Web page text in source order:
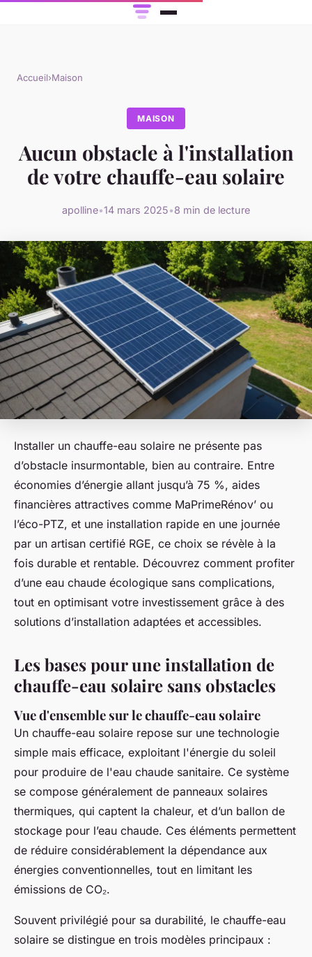
Accueil›Maison
MAISON
Aucun obstacle à l'installation
de votre chauffe-eau solaire
apolline•14 mars 2025•8 min de lecture
Installer un chauffe-eau solaire ne présente pas
d’obstacle insurmontable, bien au contraire. Entre
économies d’énergie allant jusqu’à 75 %, aides
financières attractives comme MaPrimeRénov’ ou
l’éco-PTZ, et une installation rapide en une journée
par un artisan certifié RGE, ce choix se révèle à la
fois durable et rentable. Découvrez comment profiter
d’une eau chaude écologique sans complications,
tout en optimisant votre investissement grâce à des
solutions d’installation adaptées et accessibles.
Les bases pour une installation de
chauffe-eau solaire sans obstacles
Vue d'ensemble sur le chauffe-eau solaire
Un chauffe-eau solaire repose sur une technologie
simple mais efficace, exploitant l'énergie du soleil
pour produire de l'eau chaude sanitaire. Ce système
se compose généralement de panneaux solaires
thermiques, qui captent la chaleur, et d’un ballon de
stockage pour l’eau chaude. Ces éléments permettent
de réduire considérablement la dépendance aux
énergies conventionnelles, tout en limitant les
émissions de CO₂.
Souvent privilégié pour sa durabilité, le chauffe-eau
solaire se distingue en trois modèles principaux :